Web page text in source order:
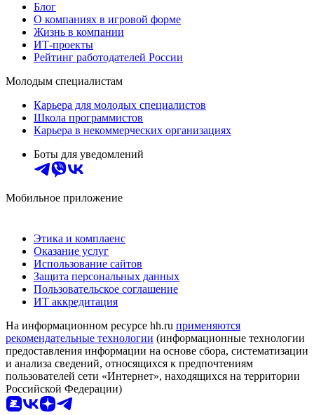
Блог
О компаниях в игровой форме
Жизнь в компании
ИТ-проекты
Рейтинг работодателей России
Молодым специалистам
Карьера для молодых специалистов
Школа программистов
Карьера в некоммерческих организациях
Боты для уведомлений
Мобильное приложение
Этика и комплаенс
Оказание услуг
Использование сайтов
Защита персональных данных
Пользовательское соглашение
ИТ аккредитация
На информационном ресурсе hh.ru применяются
рекомендательные технологии (информационные технологии
предоставления информации на основе сбора, систематизации
и анализа сведений, относящихся к предпочтениям
пользователей сети «Интернет», находящихся на территории
Российской Федерации)